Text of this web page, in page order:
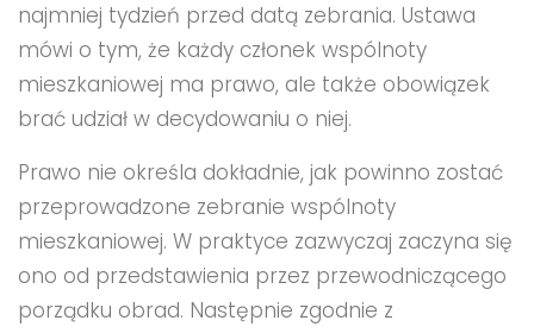
najmniej tydzień przed datą zebrania. Ustawa
mówi o tym, że każdy członek wspólnoty
mieszkaniowej ma prawo, ale także obowiązek
brać udział w decydowaniu o niej.
Prawo nie określa dokładnie, jak powinno zostać
przeprowadzone zebranie wspólnoty
mieszkaniowej. W praktyce zazwyczaj zaczyna się
ono od przedstawienia przez przewodniczącego
porządku obrad. Następnie zgodnie z